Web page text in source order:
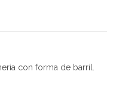
con forma de barril.